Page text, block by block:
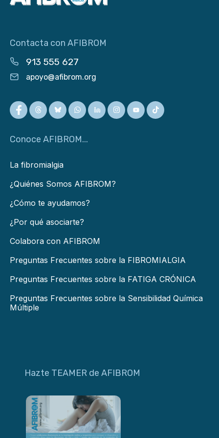
Contacta con AFIBROM
913 555 627
apoyo@afibrom.org
Conoce AFIBROM...
La fibromialgia
¿Quiénes Somos AFIBROM?
¿Cómo te ayudamos?
¿Por qué asociarte?
Colabora con AFIBROM
Preguntas Frecuentes sobre la FIBROMIALGIA
Preguntas Frecuentes sobre la FATIGA CRÓNICA
Preguntas Frecuentes sobre la Sensibilidad Química
Múltiple
Hazte TEAMER de AFIBROM